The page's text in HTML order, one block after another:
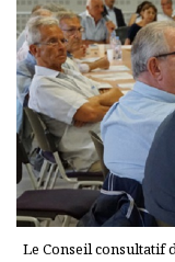
Le Conseil consultatif